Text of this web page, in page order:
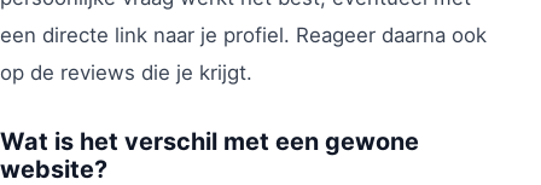
een directe link naar je profiel. Reageer daarna ook
op de reviews die je krijgt.
Wat is het verschil met een gewone
website?